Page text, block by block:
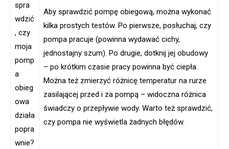
spra
wdzić
, czy
moja
pomp
a
obieg
owa
działa
popra
wnie?
Aby sprawdzić pompę obiegową, można wykonać
kilka prostych testów. Po pierwsze, posłuchaj, czy
pompa pracuje (powinna wydawać cichy,
jednostajny szum). Po drugie, dotknij jej obudowy
– po krótkim czasie pracy powinna być ciepła.
Można też zmierzyć różnicę temperatur na rurze
zasilającej przed i za pompą – widoczna różnica
świadczy o przepływie wody. Warto też sprawdzić,
czy pompa nie wyświetla żadnych błędów.